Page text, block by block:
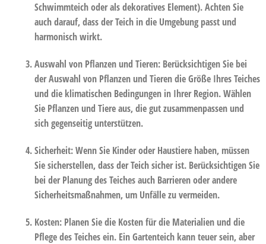
Schwimmteich oder als dekoratives Element). Achten Sie
auch darauf, dass der Teich in die Umgebung passt und
harmonisch wirkt.
Auswahl von Pflanzen und Tieren: Berücksichtigen Sie bei
der Auswahl von Pflanzen und Tieren die Größe Ihres Teiches
und die klimatischen Bedingungen in Ihrer Region. Wählen
Sie Pflanzen und Tiere aus, die gut zusammenpassen und
sich gegenseitig unterstützen.
Sicherheit:Wenn Sie Kinder oder Haustiere haben, müssen
Sie sicherstellen, dass der Teich sicher ist. Berücksichtigen Sie
bei der Planung des Teiches auch Barrieren oder andere
Sicherheitsmaßnahmen, um Unfälle zu vermeiden.
Kosten: Planen Sie die Kosten für die Materialien und die
Pflege des Teiches ein. Ein Gartenteich kann teuer sein, aber